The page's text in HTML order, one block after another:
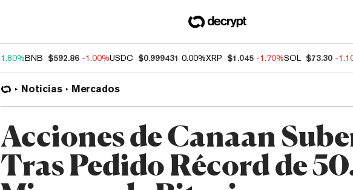
1.80%BNB $592.86 -1.00%USDC $0.999431 0.00%XRP $1.045 -1.70%SOL $73.30 -
Noticias Mercados
Acciones de Canaan
Tras Pedido Récord de